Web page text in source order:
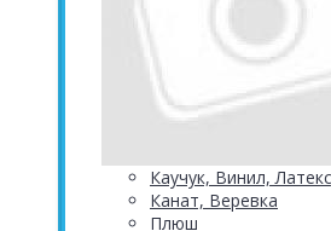
Каучук, Винил,
Канат, Веревка
Плюш